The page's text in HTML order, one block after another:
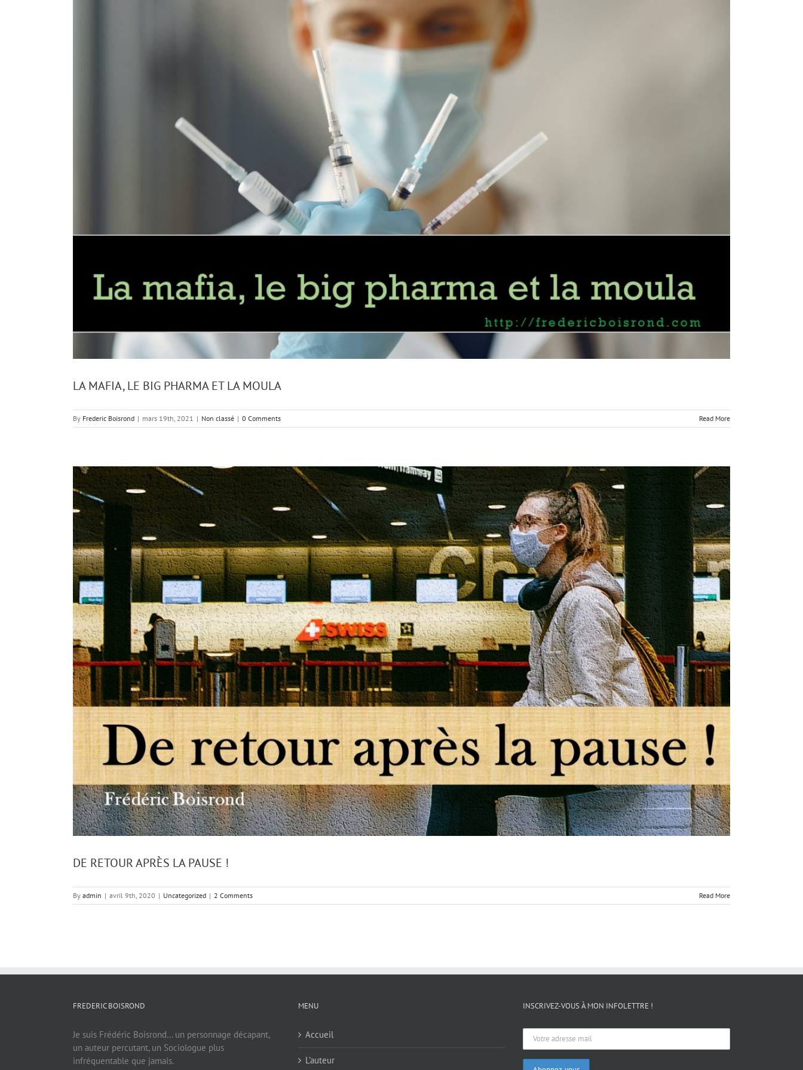
LA MAFIA, LE BIG PHARMA ET LA MOULA
By Frederic Boisrond | mars 19th, 2021 | Non classé | 0 Comments Read More
DE RETOUR APRÈS LA PAUSE !
By admin | avril 9th, 2020 | Uncategorized | 2 Comments Read More
FREDERIC BOISROND
Je suis Frédéric Boisrond… un personnage décapant,
un auteur percutant, un Sociologue plus
infréquentable que jamais.
MENU
Accueil
L’auteur
INSCRIVEZ-VOUS À MON INFOLETTRE !